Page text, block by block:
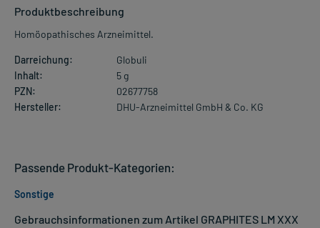
Produktbeschreibung
Homöopathisches Arzneimittel.
Darreichung:
Globuli
Inhalt:
5 g
PZN:
02677758
Hersteller:
DHU-Arzneimittel GmbH & Co. KG
Gebrauchsinformationen zum Artikel GRAPHITES LM XXX
Passende Produkt-Kategorien:
Sonstige